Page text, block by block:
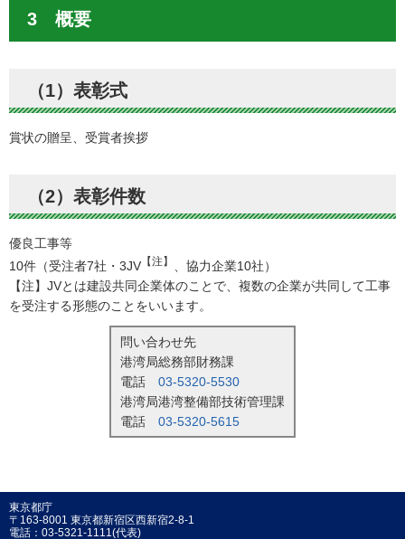
3 概要
（1）表彰式
賞状の贈呈、受賞者挨拶
（2）表彰件数
優良工事等
10件（受注者7社・3JV 【注】
、協力企業10社）
【注】JVとは建設共同企業体のことで、複数の企業が共同して工事
を受注する形態のことをいいます。
問い合わせ先
港湾局総務部財務課
電話 03-5320-5530
港湾局港湾整備部技術管理課
電話 03-5320-5615
東京都庁
〒163-8001 東京都新宿区西新宿2-8-1
電話：03-5321-1111(代表)